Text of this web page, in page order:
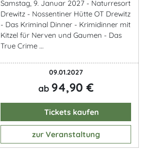
Samstag, 9. Januar 2027 - Naturresort
Drewitz - Nossentiner Hütte OT Drewitz
- Das Kriminal Dinner - Krimidinner mit
Kitzel für Nerven und Gaumen - Das
True Crime ...
09.01.2027
ab 94,90 €
Tickets kaufen
zur Veranstaltung